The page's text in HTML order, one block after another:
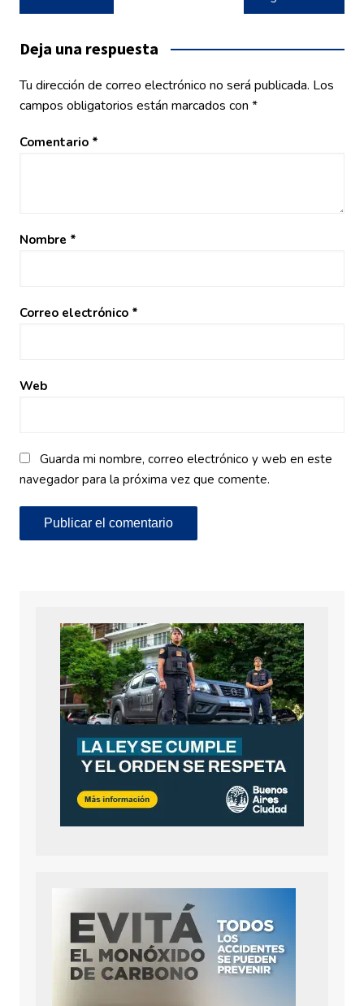
de
entradas
Deja una respuesta
Tu dirección de correo electrónico no será publicada. Los
campos obligatorios están marcados con *
Comentario *
Nombre *
Correo electrónico *
Web
Guarda mi nombre, correo electrónico y web en este
navegador para la próxima vez que comente.